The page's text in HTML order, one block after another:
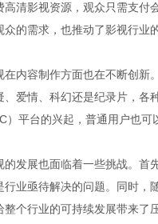
高清影视资源，观众只需支付
的需求，也推动了影视行业
在内容制作方面也在不断创新
、爱情、科幻还是纪录片，各
）平台的兴起，普通用户也
的发展也面临着一些挑战。首
行业亟待解决的问题。同时，
整个行业的可持续发展带来